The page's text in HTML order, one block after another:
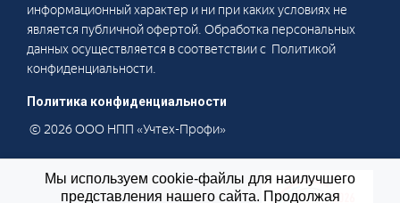
информационный характер и ни при каких условиях не
является публичной офертой. Обработка персональных
данных осуществляется в соответствии с Политикой
конфиденциальности.
Политика конфиденциальности
© 2026 ООО НПП «Учтех-Профи»
Мы используем cookie-файлы для наилучшего
представления нашего сайта. Продолжая